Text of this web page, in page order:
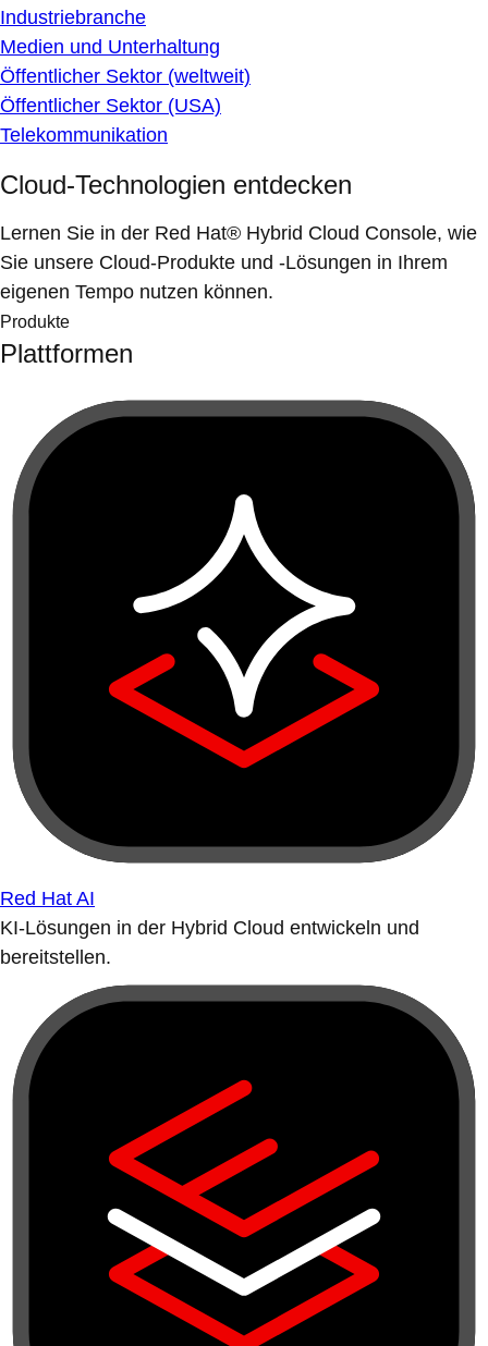
Industriebranche
Medien und Unterhaltung
Öffentlicher Sektor (weltweit)
Öffentlicher Sektor (USA)
Telekommunikation
Cloud-Technologien entdecken
Lernen Sie in der Red Hat® Hybrid Cloud Console, wie
Sie unsere Cloud-Produkte und -Lösungen in Ihrem
eigenen Tempo nutzen können.
Produkte
Plattformen
Red Hat AI
KI-Lösungen in der Hybrid Cloud entwickeln und
bereitstellen.